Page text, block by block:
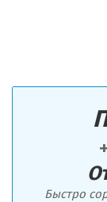
Быстро